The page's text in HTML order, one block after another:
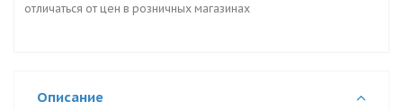
отличаться от цен в розничных магазинах
Описание